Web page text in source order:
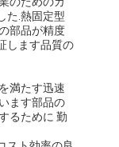
た.熱固定型
部品が精度
します品質の
満たす迅速
ます部品の
るために 勤